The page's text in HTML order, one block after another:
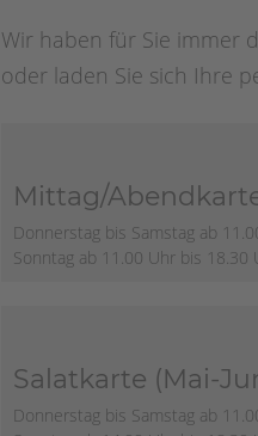
Wir haben für Sie immer
oder laden Sie sich Ihre
Mittag/
Donnerstag bis Samstag ab
Sonntag ab 11.00 Uhr bis 18.30
Salatkarte (Mai-
Donnerstag bis Samstag ab